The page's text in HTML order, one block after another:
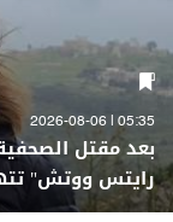
05:35 | 2026-08-06
بعد مقتل
رايتس ووتش"